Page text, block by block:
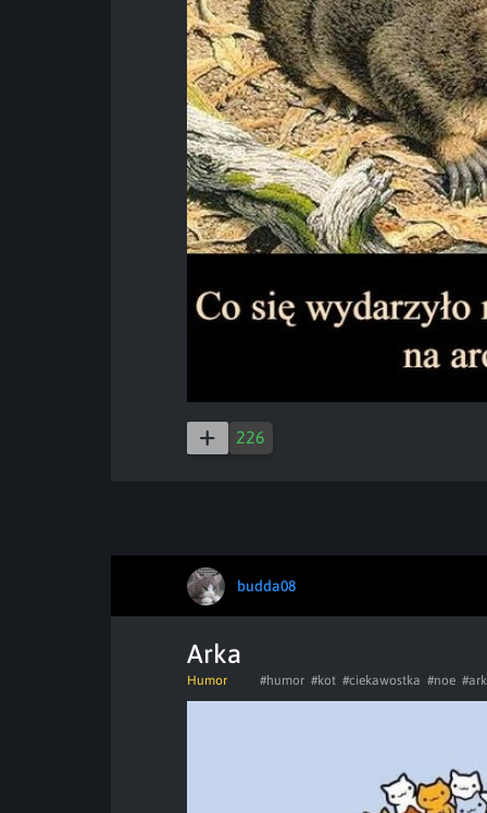
226
budda08
Arka
Humor #humor #kot #ciekawostka #noe